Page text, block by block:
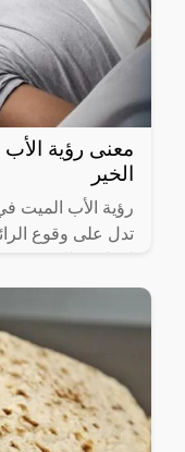
معنى رؤية
الخير
رؤية الأب الميت
تدل على وقوع
على العديد من